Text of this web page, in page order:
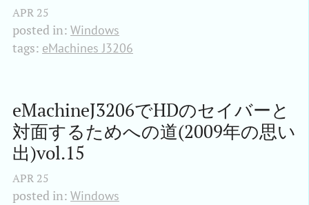
APR 25
posted in: Windows
tags: eMachines J3206
eMachineJ3206でHDのセイバーと
対面するためへの道(2009年の思い
出)vol.15
APR 25
posted in: Windows